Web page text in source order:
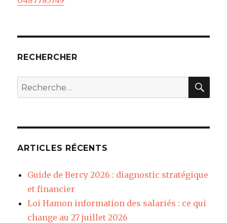
RECHERCHER
Recherche
pour
ARTICLES RÉCENTS
Guide de Bercy 2026 : diagnostic stratégique
et financier
Loi Hamon information des salariés : ce qui
change au 27 juillet 2026